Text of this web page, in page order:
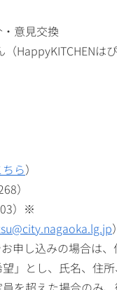
意見交換
HappyKITCHENは
ちら）
）
）※
申し込みの場合は
」とし、氏名、住